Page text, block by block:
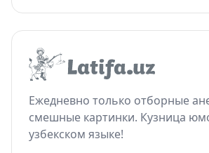
Ежедневно только отборные
смешные картинки. Кузница
узбекском языке!